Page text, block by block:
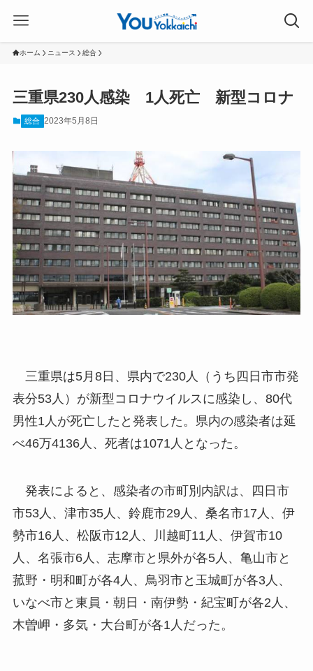
ホーム ニュース 総合
三重県230人感染 1人死亡 新型コロナ
総合 2023年5月8日
三重県は5月8日、県内で230人（うち四日市市発
表分53人）が新型コロナウイルスに感染し、80代
男性1人が死亡したと発表した。県内の感染者は延
べ46万4136人、死者は1071人となった。
発表によると、感染者の市町別内訳は、四日市
市53人、津市35人、鈴鹿市29人、桑名市17人、伊
勢市16人、松阪市12人、川越町11人、伊賀市10
人、名張市6人、志摩市と県外が各5人、亀山市と
菰野・明和町が各4人、鳥羽市と玉城町が各3人、
いなべ市と東員・朝日・南伊勢・紀宝町が各2人、
木曽岬・多気・大台町が各1人だった。